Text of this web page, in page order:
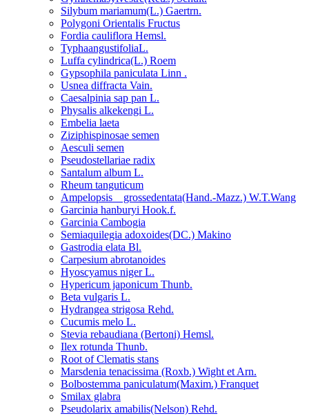
Silybum mariamum(L.) Gaertrn.
Polygoni Orientalis Fructus
Fordia cauliflora Hemsl.
TyphaangustifoliaL.
Luffa cylindrica(L.) Roem
Gypsophila paniculata Linn .
Usnea diffracta Vain.
Caesalpinia sap pan L.
Physalis alkekengi L.
Embelia laeta
Ziziphispinosae semen
Aesculi semen
Pseudostellariae radix
Santalum album L.
Rheum tanguticum
Ampelopsis grossedentata(Hand.-Mazz.) W.T.Wang
Garcinia hanburyi Hook.f.
Garcinia Cambogia
Semiaquilegia adoxoides(DC.) Makino
Gastrodia elata Bl.
Carpesium abrotanoides
Hyoscyamus niger L.
Hypericum japonicum Thunb.
Beta vulgaris L.
Hydrangea strigosa Rehd.
Cucumis melo L.
Stevia rebaudiana (Bertoni) Hemsl.
Ilex rotunda Thunb.
Root of Clematis stans
Marsdenia tenacissima (Roxb.) Wight et Arn.
Bolbostemma paniculatum(Maxim.) Franquet
Smilax glabra
Pseudolarix amabilis(Nelson) Rehd.